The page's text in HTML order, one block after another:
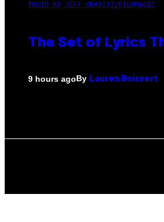
PHOTO BY JEFF KRAVITZ/FILMMAGIC
The Set of Lyrics
9 hours agoBy Lauren Boisvert